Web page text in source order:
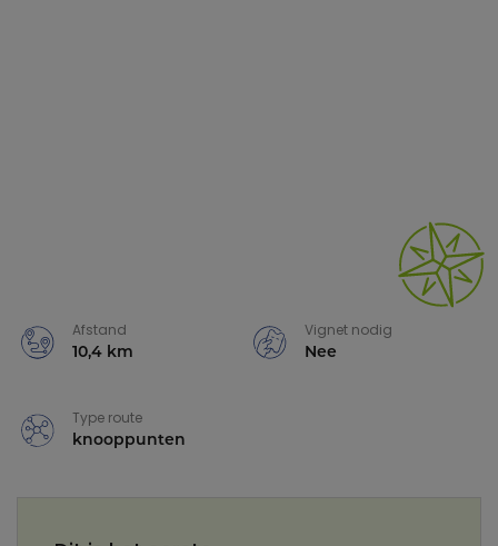
Afstand
10,4 km
Vignet nodig
Nee
Type route
knooppunten